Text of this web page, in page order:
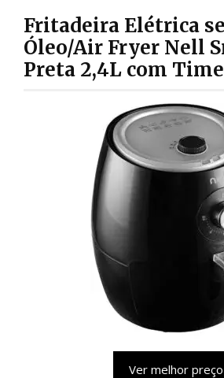
Fritadeira Elétrica
Óleo/Air Fryer Nell
Preta 2,4L com
Ver melhor preço